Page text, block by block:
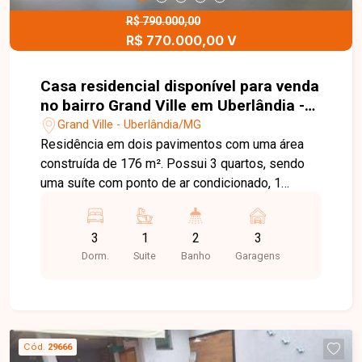
R$ 790.000,00
R$ 770.000,00 V
Casa residencial disponível para venda
no bairro Grand Ville em Uberlândia -
MG.Grand Ville - Uberlândia/MG
Residência em dois pavimentos com uma área
construída de 176 m². Possui 3 quartos, sendo
uma suíte com ponto de ar condicionado, 1
quente nos chuveiros, 2 sacadas, garagem para
até 3 carros, pé direito duplo, jardim e
acabamento de alta qualidade, destacando-se o
3
Dorm.
1
Suite
2
Banho
3
Garagens
Cód. 29666